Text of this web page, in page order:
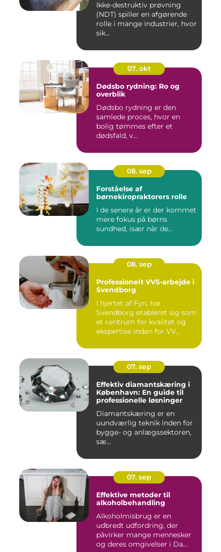
Ikke-destruktiv prøvning
(NDT) spiller en afgørende
rolle i mange industrier, hvor
sik...
07. okt
Dødsbo rydning: Ro og
overblik
Dødsbo rydning er den
samlede proces, hvor en
bolig tømmes efter et
dødsfald, v...
08. sep
Forståelse af
børnekiropraktorers rolle
I de senere år er der kommet
mere fokus på børns
sundhed, især når de...
08. sep
Professionelt VVS-arbejde i
Svendborg
I hjertet af Fyn, har
Svendborg etableret sig som
et centrum for kvalitet og
ekspertise inden for VV...
07. sep
Effektiv diamantskæring i
København: En guide til
professionelle løsninger
Diamantskæring er en
uundværlig teknik inden for
bygge- og anlægssektoren,
sæ...
07. sep
Effektive metoder til
alkoholbehandling
Alkoholmisbrug er en
udbredt udfordring, der
påvirker mange mennesker
og deres omgivelser i Da...